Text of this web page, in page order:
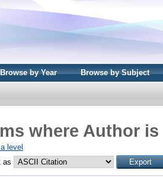
Browse by Year Browse by Subject
where Author
level
as